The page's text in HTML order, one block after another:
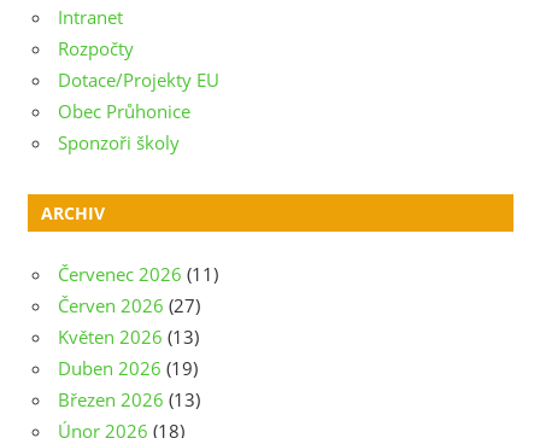
Intranet
Rozpočty
Dotace/Projekty EU
Obec Průhonice
Sponzoři školy
ARCHIV
Červenec 2026 (11)
Červen 2026 (27)
Květen 2026 (13)
Duben 2026 (19)
Březen 2026 (13)
Únor 2026 (18)